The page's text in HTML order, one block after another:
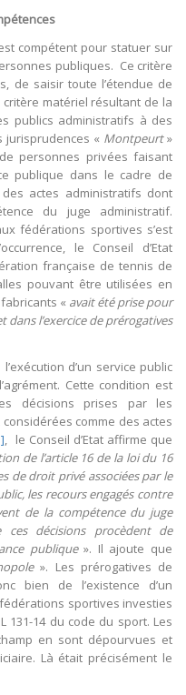
compétent pour statuer sur
publiques. Ce critère
de saisir toute l’étendue de
matériel résultant de la
publics administratifs à des
jurisprudences « Montpeurt»
personnes privées faisant
publique dans le cadre de
des actes administratifs dont
du juge administratif.
fédérations sportives s’est
le Conseil d’Etat
française de tennis de
pouvant être utilisées en
« avait été prise pour
dans l’exercice de prérogatives
d’un service public
Cette condition est
décisions prises par les
comme des actes
, le Conseil d’Etat affirme que
de l’article 16 de la loi du 16
de droit privé associées par le
les recours engagés contre
de la compétence du juge
décisions procèdent de
publique». Il ajoute que
». Les prérogatives de
bien de l’existence d’un
sportives investies
131-14 du code du sport. Les
en sont dépourvues et
Là était précisément le